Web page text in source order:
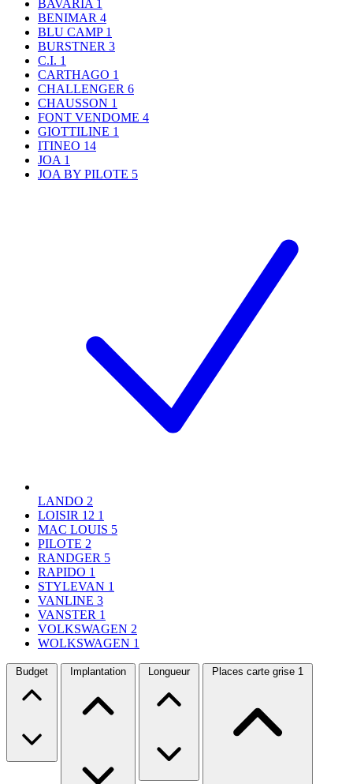
BAVARIA 1
BENIMAR 4
BLU CAMP 1
BURSTNER 3
C.I. 1
CARTHAGO 1
CHALLENGER 6
CHAUSSON 1
FONT VENDOME 4
GIOTTILINE 1
ITINEO 14
JOA 1
JOA BY PILOTE 5
LANDO 2
LOISIR 12 1
MAC LOUIS 5
PILOTE 2
RANDGER 5
RAPIDO 1
STYLEVAN 1
VANLINE 3
VANSTER 1
VOLKSWAGEN 2
WOLKSWAGEN 1
Budget Implantation Longueur Places carte grise 1